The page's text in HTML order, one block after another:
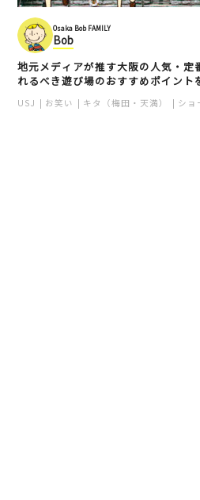
Osaka Bob FAMILY
Bob
地元メディアが推す大阪の人気・定
れるべき遊び場のおすすめポイント
USJ お笑い キタ（梅田・天満） ショ